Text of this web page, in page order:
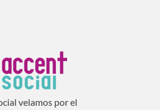
velamos por el